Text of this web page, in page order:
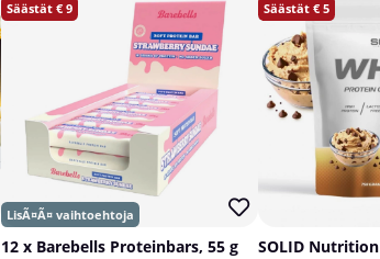
9
12 x Barebells Proteinbars, 55 g
5
SOLID